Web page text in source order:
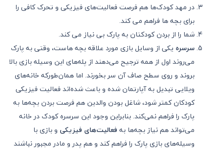
در مهد کودک‌ها هم فرصت فعالیت‌های فیزیکی و تحرک کافی را
برای بچه ها فراهم می کند.
شما را از بردن کودکتان به پارک‌ بی نیاز می کند.
سرسره یکی از وسایل بازی مورد علاقه بچه هاست، وقتی به پارک
می‌روند اول از همه ترجیح می‌دهند از پله‌های این وسیله بازی بالا
بروند و روی سطح صاف آن سر بخورند. اما همان‌طور‌که خانه‌های
ویلایی تبدیل به آپارتمان شده‌‌ و باعث شده‌اند فعالیت فیزیکی
کودکان کمتر شود، شاغل بودن والدین هم فرصت بردن بچه‌ها به
پارک را فراهم نمی‌کند. بنابراین وجود این سرسره کودک در خانه
می‌تواند هم نیاز بچه‌ها به فعالیت‌های فیزیکی و بازی با
وسیله‌های بازی پارک را فراهم کند و هم پدر و مادر مجبور نباشند